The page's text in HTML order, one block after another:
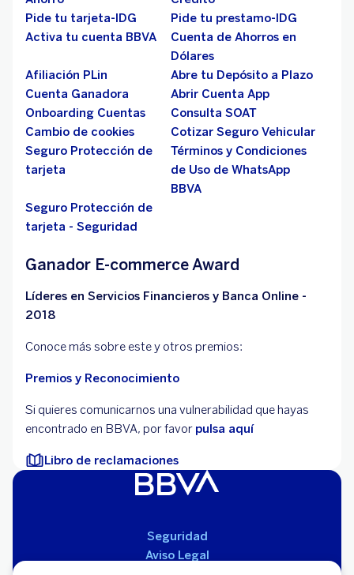
Pide tu tarjeta-IDG
Pide tu prestamo-IDG
Activa tu cuenta BBVA
Cuenta de Ahorros en
Dólares
Afiliación PLin
Abre tu Depósito a Plazo
Cuenta Ganadora
Abrir Cuenta App
Onboarding Cuentas
Consulta SOAT
Cambio de cookies
Cotizar Seguro Vehicular
Seguro Protección de
tarjeta
Términos y Condiciones
de Uso de WhatsApp
BBVA
Seguro Protección de
tarjeta - Seguridad
Ganador E-commerce Award
Líderes en Servicios Financieros y Banca Online -
2018
Conoce más sobre este y otros premios:
Premios y Reconocimiento
Si quieres comunicarnos una vulnerabilidad que hayas
encontrado en BBVA, por favor pulsa aquí
Libro de reclamaciones
Seguridad
Aviso Legal